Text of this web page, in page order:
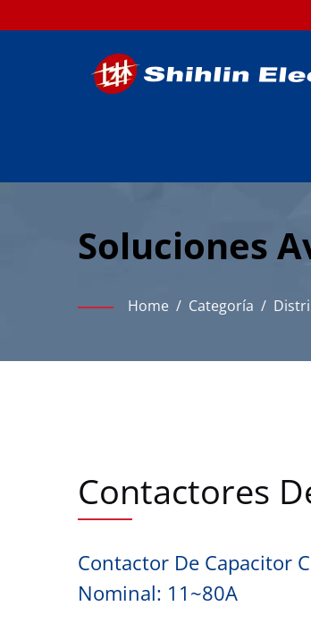
Soluciones
Para
Home / Categoría /
Contactores
Contactor De Capacitor
Nominal: 11~80A